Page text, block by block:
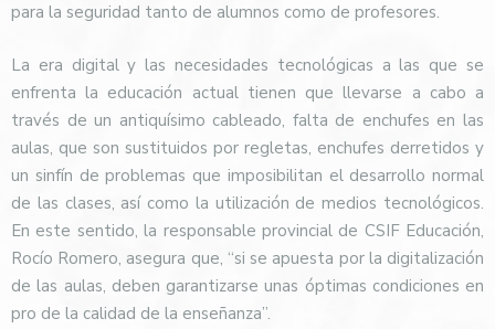
para la seguridad tanto de alumnos como de profesores.
La era digital y las necesidades tecnológicas a las que se
enfrenta la educación actual tienen que llevarse a cabo a
través de un antiquísimo cableado, falta de enchufes en las
aulas, que son sustituidos por regletas, enchufes derretidos y
un sinfín de problemas que imposibilitan el desarrollo normal
de las clases, así como la utilización de medios tecnológicos.
En este sentido, la responsable provincial de CSIF Educación,
Rocío Romero, asegura que, “si se apuesta por la digitalización
de las aulas, deben garantizarse unas óptimas condiciones en
pro de la calidad de la enseñanza”.